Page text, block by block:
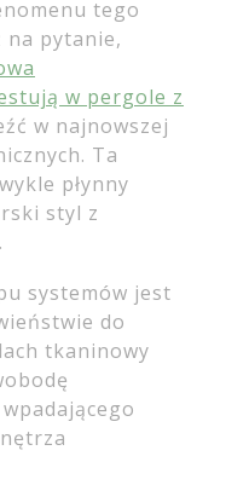
tego
na pytanie,
w pergole z
w najnowszej
Ta
płynny
styl z
systemów jest
do
tkaninowy